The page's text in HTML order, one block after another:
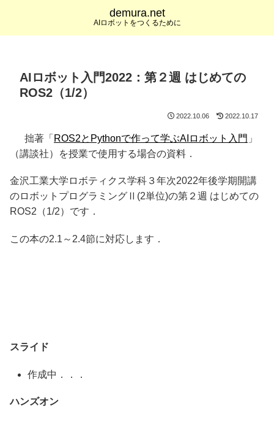
demura.net
AIロボットをつくるために
AIロボット入門2022：第２週 はじめての
ROS2（1/2）
2022.10.06 2022.10.17
拙著「 ROS2とPythonで作って学ぶAIロボット入門 」
（講談社）を授業で使用する場合の資料．
金沢工業大学ロボティクス学科３年次2022年後学期開講
のロボットプログラミングⅡ(2単位)の第２週 はじめての
ROS2（1/2）です．
この本の2.1～2.4節に対応します．
スライド
作成中．．．
ハンズオン